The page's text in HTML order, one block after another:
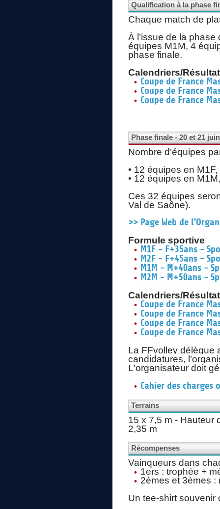
Qualification à la phase
Chaque match de
À l’issue de la
équipes M1M, 4
phase finale.
Calendriers/
Coupe de France
Coupe de France
Coupe de France
Phase finale - 20 et 21
Nombre d'équipes
• 12 équipes en
• 12 équipes en
Ces 32 équipes
Val de Saône).
>> Page Web de
Formule sportive
M1F - F+35ans -
M2F - F+45ans -
M1M - M+40ans -
M2M - M+50ans -
Calendriers/
Coupe de France
Coupe de France
Coupe de France
Coupe de France
La FFvolley délègue
candidatures,
L'organisateur doit
Cahier des charges
Terrains
15 x 7,5 m - Hauteur
2,35 m
Récompenses
Vainqueurs dans
1ers : trophée +
2èmes et 3èmes :
Un tee-shirt souvenir